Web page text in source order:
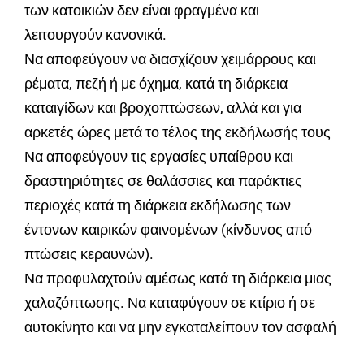
των κατοικιών δεν είναι φραγμένα και
λειτουργούν κανονικά.
Να αποφεύγουν να διασχίζουν χειμάρρους και
ρέματα, πεζή ή με όχημα, κατά τη διάρκεια
καταιγίδων και βροχοπτώσεων, αλλά και για
αρκετές ώρες μετά το τέλος της εκδήλωσής τους
Να αποφεύγουν τις εργασίες υπαίθρου και
δραστηριότητες σε θαλάσσιες και παράκτιες
περιοχές κατά τη διάρκεια εκδήλωσης των
έντονων καιρικών φαινομένων (κίνδυνος από
πτώσεις κεραυνών).
Να προφυλαχτούν αμέσως κατά τη διάρκεια μιας
χαλαζόπτωσης. Να καταφύγουν σε κτίριο ή σε
αυτοκίνητο και να μην εγκαταλείπουν τον ασφαλή